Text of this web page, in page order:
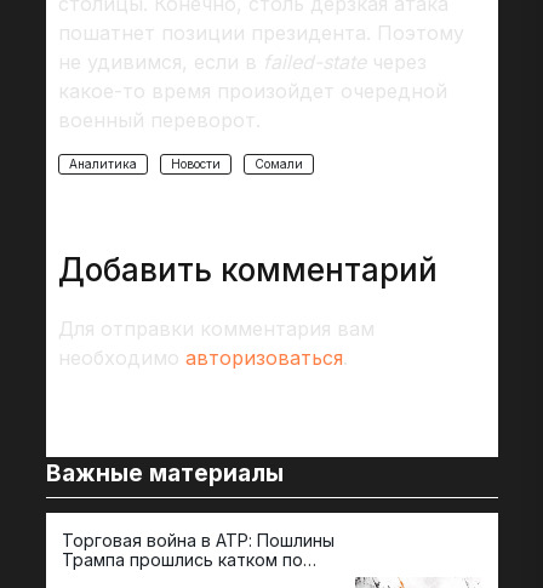
пошатнет позиции президента. Поэтому
не удивимся, если в failed-stateчерез
какое-то время произойдет очередной
военный переворот.
Аналитика Новости Сомали
Добавить комментарий
Для отправки комментария вам
необходимо авторизоваться.
Важные материалы
Торговая война в АТР: Пошлины
Трампа прошлись катком по